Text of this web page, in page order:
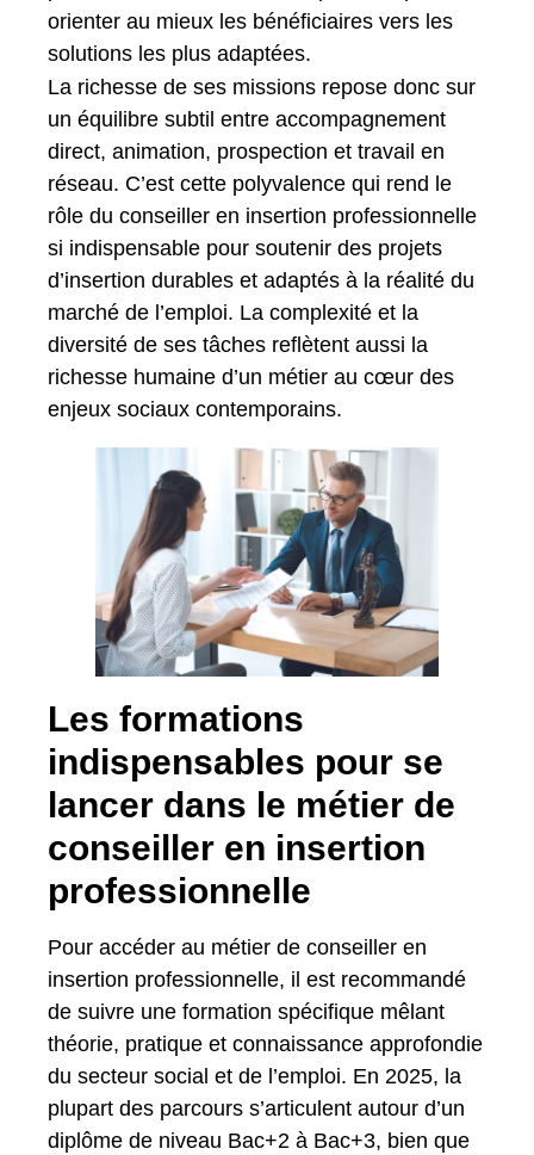
orienter au mieux les bénéficiaires vers les
solutions les plus adaptées.
La richesse de ses missions repose donc sur
un équilibre subtil entre accompagnement
direct, animation, prospection et travail en
réseau. C’est cette polyvalence qui rend le
rôle du conseiller en insertion professionnelle
si indispensable pour soutenir des projets
d’insertion durables et adaptés à la réalité du
marché de l’emploi. La complexité et la
diversité de ses tâches reflètent aussi la
richesse humaine d’un métier au cœur des
enjeux sociaux contemporains.
Les formations
indispensables pour se
lancer dans le métier de
conseiller en insertion
professionnelle
Pour accéder au métier de conseiller en
insertion professionnelle, il est recommandé
de suivre une formation spécifique mêlant
théorie, pratique et connaissance approfondie
du secteur social et de l’emploi. En 2025, la
plupart des parcours s’articulent autour d’un
diplôme de niveau Bac+2 à Bac+3, bien que